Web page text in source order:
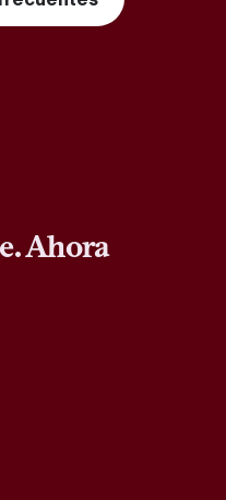
Ahora